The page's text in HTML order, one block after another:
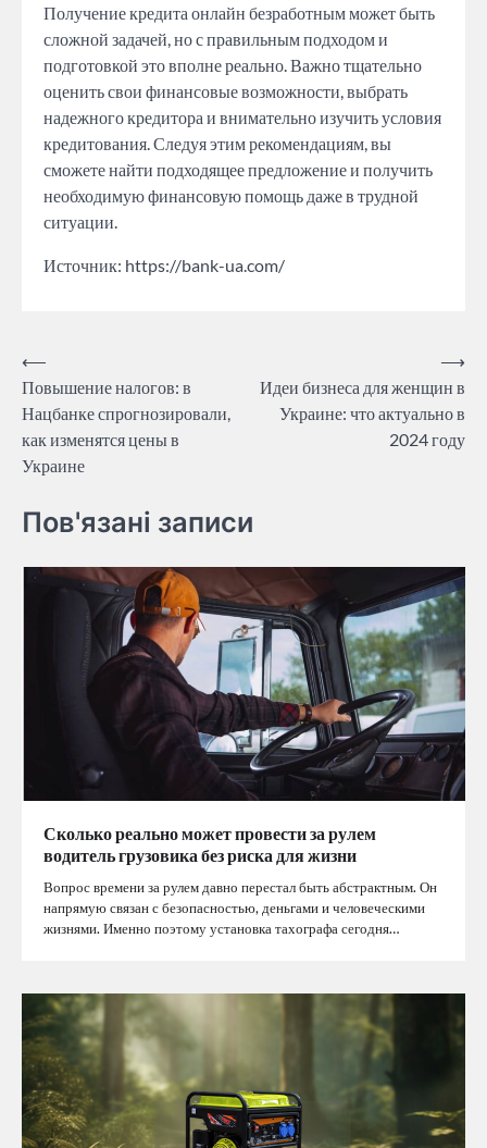
Получение кредита онлайн безработным может быть
сложной задачей, но с правильным подходом и
подготовкой это вполне реально. Важно тщательно
оценить свои финансовые возможности, выбрать
надежного кредитора и внимательно изучить условия
кредитования. Следуя этим рекомендациям, вы
сможете найти подходящее предложение и получить
необходимую финансовую помощь даже в трудной
ситуации.
Источник: https://bank-ua.com/
Post
navigation
⟵
Повышение налогов: в
Нацбанке спрогнозировали,
как изменятся цены в
Украине
Идеи бизнеса для женщин в
Украине: что актуально в
2024 году
⟶
Пов'язані записи
Сколько реально может провести за рулем
водитель грузовика без риска для жизни
Вопрос времени за рулем давно перестал быть абстрактным. Он
напрямую связан с безопасностью, деньгами и человеческими
жизнями. Именно поэтому установка тахографа сегодня…